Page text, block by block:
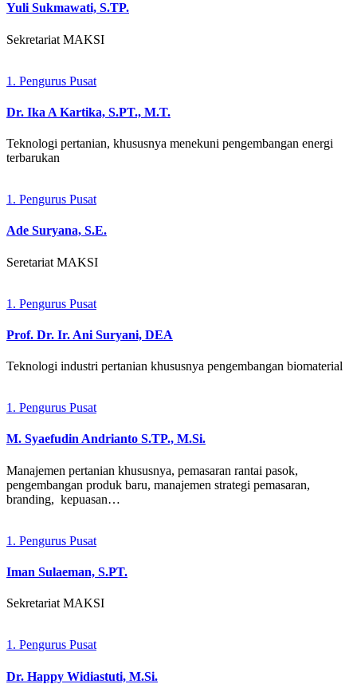
Yuli Sukmawati, S.TP.
Sekretariat MAKSI
1. Pengurus Pusat
Dr. Ika A Kartika, S.PT., M.T.
Teknologi pertanian, khususnya menekuni pengembangan energi
terbarukan
1. Pengurus Pusat
Ade Suryana, S.E.
Seretariat MAKSI
1. Pengurus Pusat
Prof. Dr. Ir. Ani Suryani, DEA
Teknologi industri pertanian khususnya pengembangan biomaterial
1. Pengurus Pusat
M. Syaefudin Andrianto S.TP., M.Si.
Manajemen pertanian khususnya, pemasaran rantai pasok,
pengembangan produk baru, manajemen strategi pemasaran,
branding, kepuasan…
1. Pengurus Pusat
Iman Sulaeman, S.PT.
Sekretariat MAKSI
1. Pengurus Pusat
Dr. Happy Widiastuti, M.Si.